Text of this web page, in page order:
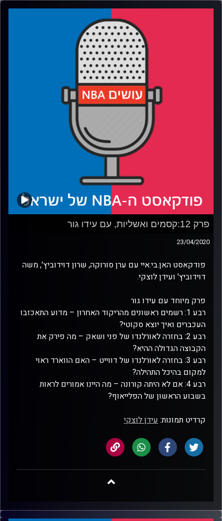
פרק 12:קסמים ואשליות, עם עידו גור
23/04/2020
פודקאסט האן.בי.איי עם ערן סורוקה, שרון דוידוביץ', משה
דוידוביץ' ועידן לוצקי.
פרק מיוחד עם עידו גור
רבע 1: רשמים ראשונים מהריקוד האחרון – מדוע התאכזבו
העכברים ואיך יוצא סקוטי?
רבע 2: בחזרה לאורלנדו של פני ושאק – מה פירק את
הקבוצה הגדולה ההיא?
רבע 3: בחזרה לאורלנדו של דווייט – האם הווארד ראוי
למקום בהיכל התהילה?
רבע 4: אם לא היתה קורונה – מה היינו אמורים לראות
בשבוע הראשון של הפלייאוף?
קרדיט תמונות:עידן לוצקי